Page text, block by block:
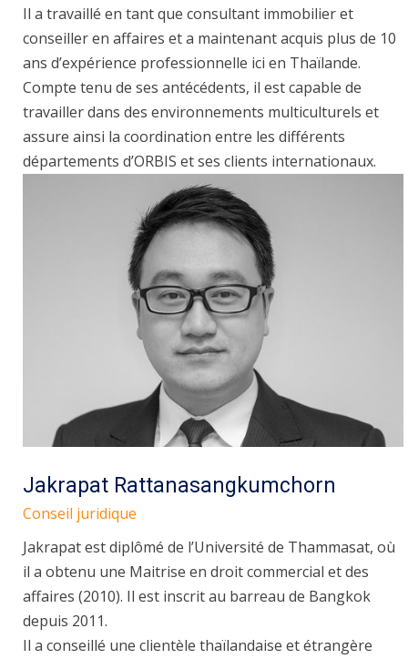
Il a travaillé en tant que consultant immobilier et
conseiller en affaires et a maintenant acquis plus de 10
ans d’expérience professionnelle ici en Thaïlande.
Compte tenu de ses antécédents, il est capable de
travailler dans des environnements multiculturels et
assure ainsi la coordination entre les différents
départements d’ORBIS et ses clients internationaux.
Jakrapat Rattanasangkumchorn
Conseil juridique
Jakrapat est diplômé de l’Université de Thammasat, où
il a obtenu une Maitrise en droit commercial et des
affaires (2010). Il est inscrit au barreau de Bangkok
depuis 2011.
Il a conseillé une clientèle thaïlandaise et étrangère